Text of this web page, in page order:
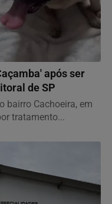
após ser
de SP
bairro Cachoeira, em
tratamento...